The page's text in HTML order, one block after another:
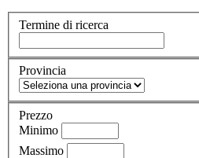
Termine di ricerca
Provincia
Prezzo
Minimo
Massimo